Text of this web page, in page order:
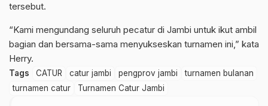
tersebut.
“Kami mengundang seluruh pecatur di Jambi untuk ikut ambil
bagian dan bersama-sama menyukseskan turnamen ini,” kata
Herry.
Tags CATUR catur jambi pengprov jambi
turnamen bulanan
turnamen catur
Turnamen Catur Jambi